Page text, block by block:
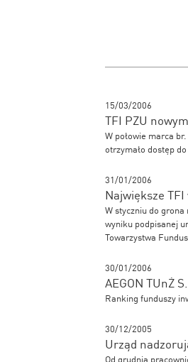
15/03/2006
TFI PZU
W połowie marca
otrzymało dostęp
31/01/2006
Największe
W styczniu do
wyniku podpisanej
Towarzystwa
30/01/2006
AEGON TUnŻ
Ranking funduszy
30/12/2005
Urząd
Od grudnia